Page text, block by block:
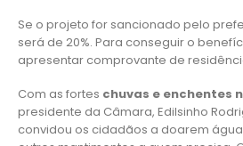
Se o projeto for sancionado pelo
será de 20%. Para conseguir o
apresentar comprovante de
Com as fortes chuvas e enchentes
presidente da Câmara, Edilsinho
convidou os cidadãos a doarem